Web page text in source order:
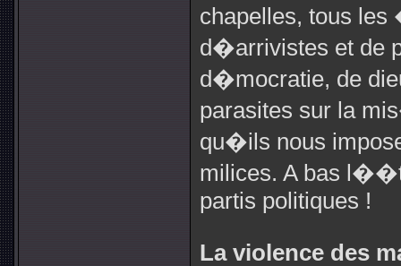
chapelles, tous
d�arrivistes et de
d�mocratie, de
parasites sur la
qu�ils nous
milices. A bas
partis politiques !
La violence des